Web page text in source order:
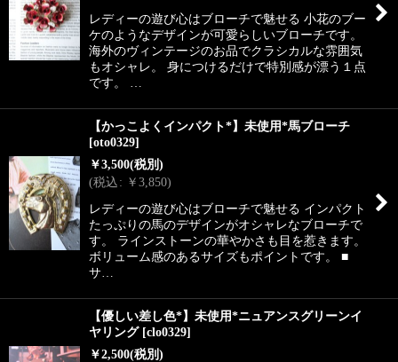
レディーの遊び心はブローチで魅せる 小花のブー
ケのようなデザインが可愛らしいブローチです。
海外のヴィンテージのお品でクラシカルな雰囲気
もオシャレ。 身につけるだけで特別感が漂う１点
です。 …
【かっこよくインパクト*】未使用*馬ブローチ
[oto0329]
￥3,500(税別)
(税込: ￥3,850)
レディーの遊び心はブローチで魅せる インパクト
たっぷりの馬のデザインがオシャレなブローチで
す。 ラインストーンの華やかさも目を惹きます。
ボリューム感のあるサイズもポイントです。 ■
サ…
【優しい差し色*】未使用*ニュアンスグリーンイ
ヤリング [clo0329]
￥2,500(税別)